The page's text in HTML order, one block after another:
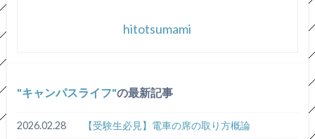
hitotsumami
キャンパスライフ の最新記事
2026.02.28 【受験生必見】電車の席の取り方概論